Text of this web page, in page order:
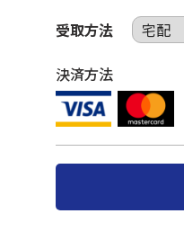
受取方法
決済方法